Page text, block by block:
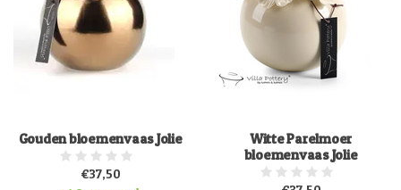
Gouden bloemenvaas Jolie
€37,50
Witte Parelmoer
bloemenvaas Jolie